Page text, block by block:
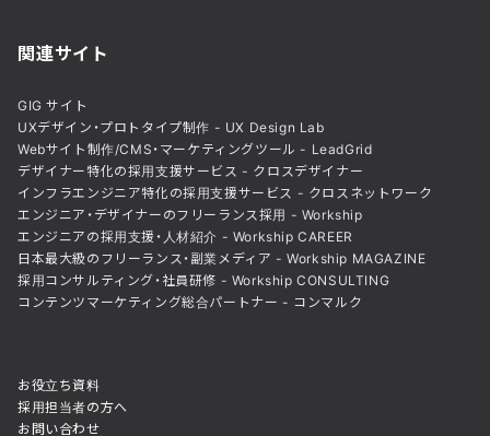
関連サイト
GIG サイト
UXデザイン・プロトタイプ制作 - UX Design Lab
Webサイト制作/CMS・マーケティングツール - LeadGrid
デザイナー特化の採用支援サービス - クロスデザイナー
インフラエンジニア特化の採用支援サービス - クロスネットワーク
エンジニア・デザイナーのフリーランス採用 - Workship
エンジニアの採用支援・人材紹介 - Workship CAREER
日本最大級のフリーランス・副業メディア - Workship MAGAZINE
採用コンサルティング・社員研修 - Workship CONSULTING
コンテンツマーケティング総合パートナー - コンマルク
お役立ち資料
採用担当者の方へ
お問い合わせ